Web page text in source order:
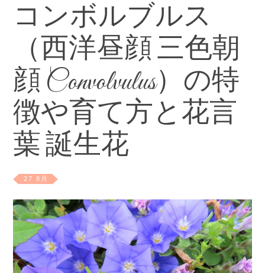
コンボルブルス
（西洋昼顔 三色朝
顔 Convolvulus）の特
徴や育て方と花言
葉 誕生花
27 8月